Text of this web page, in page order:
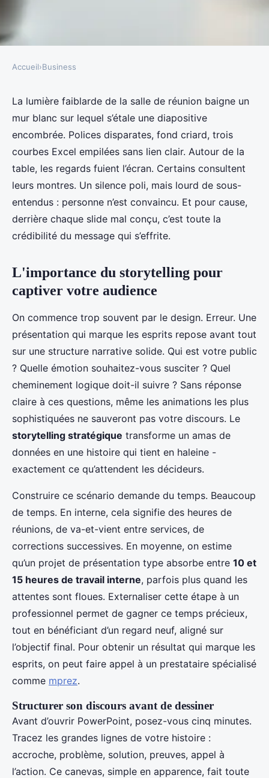
5 astuces pour booster l'impact
de vos présentations PowerPoint
Meissa•30/04/2026 18:27 •10 min de lecture
Accueil›Business
La lumière faiblarde de la salle de réunion baigne un
mur blanc sur lequel s’étale une diapositive
encombrée. Polices disparates, fond criard, trois
courbes Excel empilées sans lien clair. Autour de la
table, les regards fuient l’écran. Certains consultent
leurs montres. Un silence poli, mais lourd de sous-
entendus : personne n’est convaincu. Et pour cause,
derrière chaque slide mal conçu, c’est toute la
crédibilité du message qui s’effrite.
L'importance du storytelling pour
captiver votre audience
On commence trop souvent par le design. Erreur. Une
présentation qui marque les esprits repose avant tout
sur une structure narrative solide. Qui est votre public
? Quelle émotion souhaitez-vous susciter ? Quel
cheminement logique doit-il suivre ? Sans réponse
claire à ces questions, même les animations les plus
sophistiquées ne sauveront pas votre discours. Le
storytelling stratégique transforme un amas de
données en une histoire qui tient en haleine -
exactement ce qu’attendent les décideurs.
Construire ce scénario demande du temps. Beaucoup
de temps. En interne, cela signifie des heures de
réunions, de va-et-vient entre services, de
corrections successives. En moyenne, on estime
qu’un projet de présentation type absorbe entre 10 et
15 heures de travail interne, parfois plus quand les
attentes sont floues. Externaliser cette étape à un
professionnel permet de gagner ce temps précieux,
tout en bénéficiant d’un regard neuf, aligné sur
l’objectif final. Pour obtenir un résultat qui marque les
esprits, on peut faire appel à un prestataire spécialisé
comme mprez.
Structurer son discours avant de dessiner
Avant d’ouvrir PowerPoint, posez-vous cinq minutes.
Tracez les grandes lignes de votre histoire :
accroche, problème, solution, preuves, appel à
l’action. Ce canevas, simple en apparence, fait toute